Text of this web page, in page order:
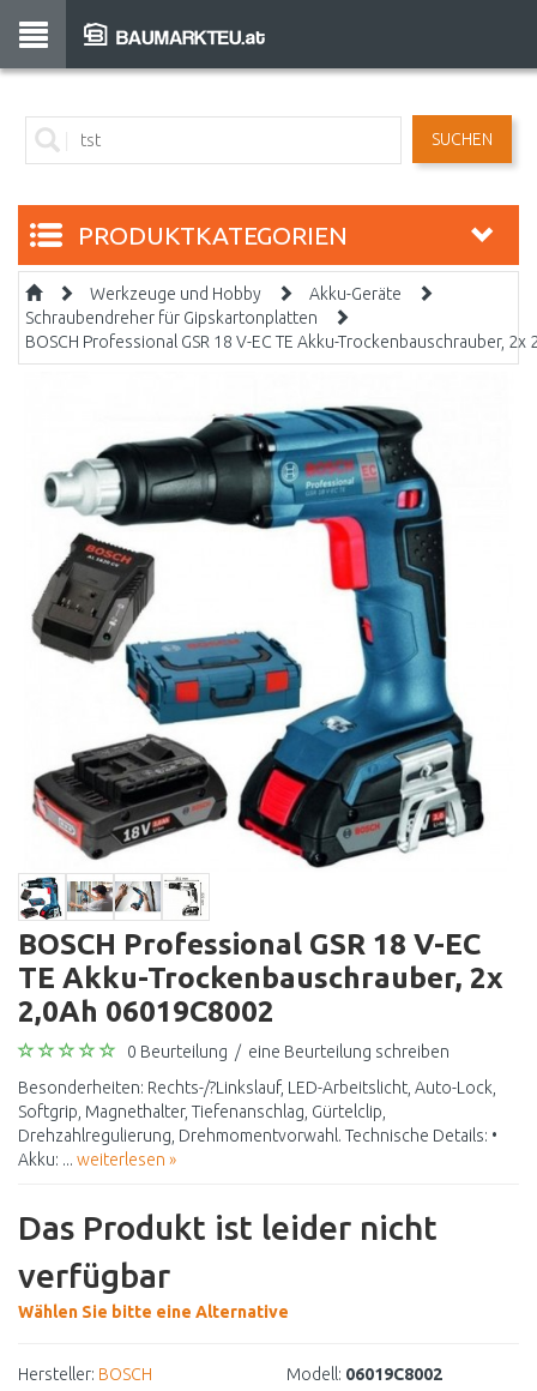
SUCHEN
PRODUKTKATEGORIEN
Werkzeuge und Hobby
Akku-Geräte
Schraubendreher für Gipskartonplatten
BOSCH Professional GSR 18 V-EC TE Akku-Trockenbauschrauber,
BOSCH Professional GSR 18 V-EC
TE Akku-Trockenbauschrauber, 2x
2,0Ah 06019C8002
0 Beurteilung / eine Beurteilung schreiben
Besonderheiten: Rechts-/?Linkslauf, LED-Arbeitslicht, Auto-Lock,
Softgrip, Magnethalter, Tiefenanschlag, Gürtelclip,
Drehzahlregulierung, Drehmomentvorwahl. Technische Details: •
Akku: ... weiterlesen »
Das Produkt ist leider nicht
verfügbar
Wählen Sie bitte eine Alternative
Hersteller: BOSCH Modell: 06019C8002